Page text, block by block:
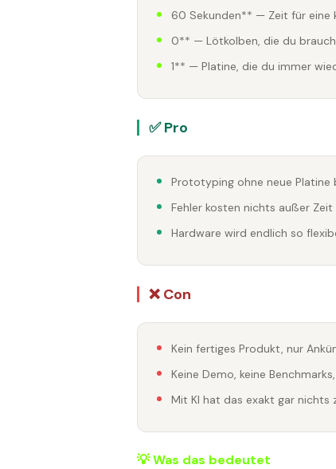
60 Sekunden** — Zeit für eine
0** — Lötkolben, die du
1** — Platine, die du immer
✅ Pro
Prototyping ohne neue Platine
Fehler kosten nichts außer Zeit
Hardware wird endlich so
❌ Con
Kein fertiges Produkt, nur
Keine Demo, keine
Mit KI hat das exakt gar nichts
💡 Was das bedeutet